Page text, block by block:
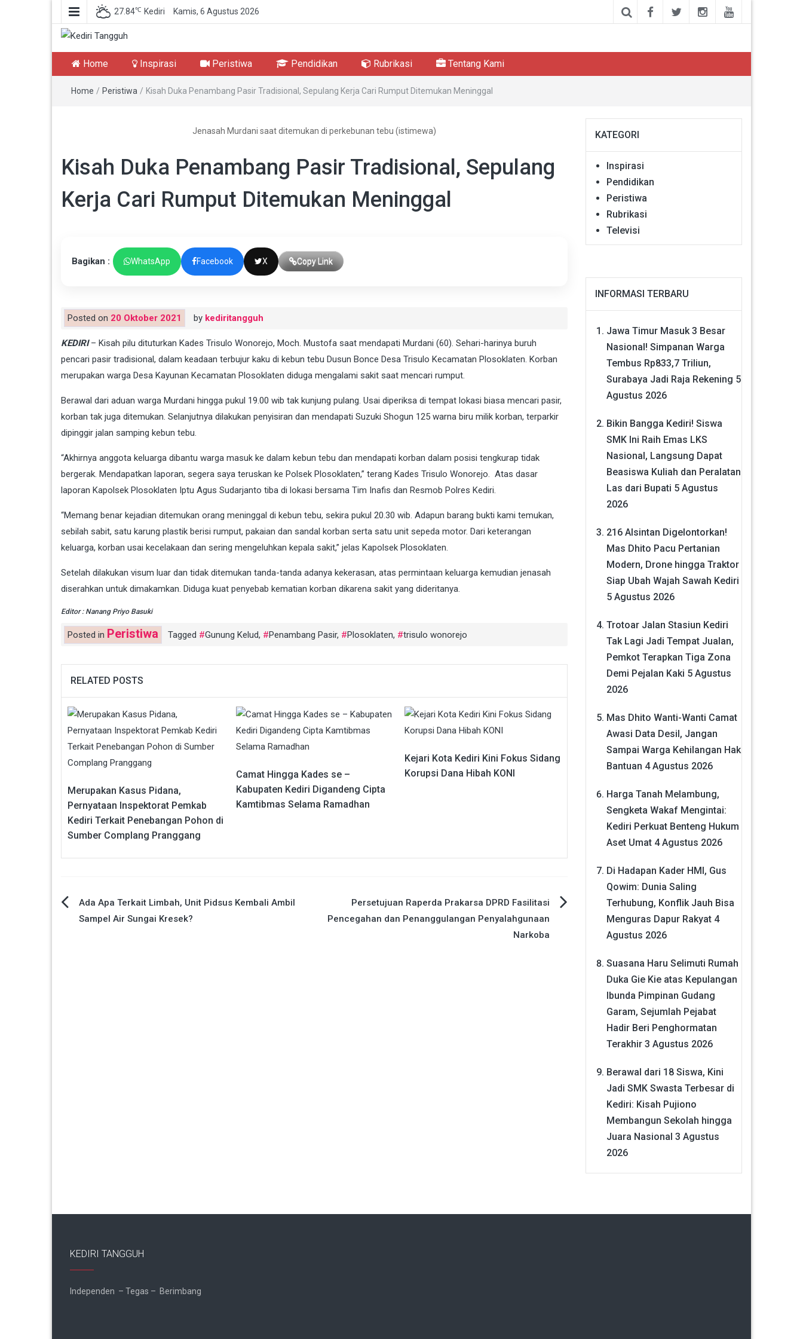
27.84℃ Kediri Kamis, 6 Agustus 2026
Kediri Tangguh
Berita Akurat Terpercaya
Home Inspirasi Peristiwa Pendidikan Rubrikasi Tentang Kami
Home / Peristiwa / Kisah Duka Penambang Pasir Tradisional, Sepulang Kerja Cari Rumput Ditemukan Meninggal
Jenasah Murdani saat ditemukan di perkebunan tebu (istimewa)
Kisah Duka Penambang Pasir Tradisional, Sepulang
Kerja Cari Rumput Ditemukan Meninggal
Bagikan : WhatsApp Facebook X Copy Link
Posted on 20 Oktober 2021 by kediritangguh
KEDIRI– Kisah pilu dituturkan Kades Trisulo Wonorejo, Moch. Mustofa saat mendapati Murdani (60). Sehari-harinya buruh
pencari pasir tradisional, dalam keadaan terbujur kaku di kebun tebu Dusun Bonce Desa Trisulo Kecamatan Plosoklaten. Korban
merupakan warga Desa Kayunan Kecamatan Plosoklaten diduga mengalami sakit saat mencari rumput.
Berawal dari aduan warga Murdani hingga pukul 19.00 wib tak kunjung pulang. Usai diperiksa di tempat lokasi biasa mencari pasir,
korban tak juga ditemukan. Selanjutnya dilakukan penyisiran dan mendapati Suzuki Shogun 125 warna biru milik korban, terparkir
dipinggir jalan samping kebun tebu.
“Akhirnya anggota keluarga dibantu warga masuk ke dalam kebun tebu dan mendapati korban dalam posisi tengkurap tidak
bergerak. Mendapatkan laporan, segera saya teruskan ke Polsek Plosoklaten,” terang Kades Trisulo Wonorejo. Atas dasar
laporan Kapolsek Plosoklaten Iptu Agus Sudarjanto tiba di lokasi bersama Tim Inafis dan Resmob Polres Kediri.
“Memang benar kejadian ditemukan orang meninggal di kebun tebu, sekira pukul 20.30 wib. Adapun barang bukti kami temukan,
sebilah sabit, satu karung plastik berisi rumput, pakaian dan sandal korban serta satu unit sepeda motor. Dari keterangan
keluarga, korban usai kecelakaan dan sering mengeluhkan kepala sakit,” jelas Kapolsek Plosoklaten.
Setelah dilakukan visum luar dan tidak ditemukan tanda-tanda adanya kekerasan, atas permintaan keluarga kemudian jenasah
diserahkan untuk dimakamkan. Diduga kuat penyebab kematian korban dikarena sakit yang dideritanya.
Editor : Nanang Priyo Basuki
Posted in Peristiwa Tagged Gunung Kelud, Penambang Pasir, Plosoklaten, trisulo wonorejo
RELATED POSTS
Merupakan Kasus Pidana,
Pernyataan Inspektorat Pemkab
Kediri Terkait Penebangan Pohon di
Sumber Complang Pranggang
Camat Hingga Kades se –
Kabupaten Kediri Digandeng Cipta
Kamtibmas Selama Ramadhan
Kejari Kota Kediri Kini Fokus Sidang
Korupsi Dana Hibah KONI
Navigasi
Ada Apa Terkait Limbah, Unit Pidsus Kembali Ambil
Sampel Air Sungai Kresek?
Persetujuan Raperda Prakarsa DPRD Fasilitasi
Pencegahan dan Penanggulangan Penyalahgunaan
Narkoba
KATEGORI
Inspirasi
Pendidikan
Peristiwa
Rubrikasi
Televisi
INFORMASI TERBARU
Jawa Timur Masuk 3 Besar
Nasional! Simpanan Warga
Tembus Rp833,7 Triliun,
Surabaya Jadi Raja Rekening 5
Agustus 2026
Bikin Bangga Kediri! Siswa
SMK Ini Raih Emas LKS
Nasional, Langsung Dapat
Beasiswa Kuliah dan Peralatan
Las dari Bupati 5 Agustus
2026
216 Alsintan Digelontorkan!
Mas Dhito Pacu Pertanian
Modern, Drone hingga Traktor
Siap Ubah Wajah Sawah Kediri
5 Agustus 2026
Trotoar Jalan Stasiun Kediri
Tak Lagi Jadi Tempat Jualan,
Pemkot Terapkan Tiga Zona
Demi Pejalan Kaki 5 Agustus
2026
Mas Dhito Wanti-Wanti Camat
Awasi Data Desil, Jangan
Sampai Warga Kehilangan Hak
Bantuan 4 Agustus 2026
Harga Tanah Melambung,
Sengketa Wakaf Mengintai:
Kediri Perkuat Benteng Hukum
Aset Umat 4 Agustus 2026
Di Hadapan Kader HMI, Gus
Qowim: Dunia Saling
Terhubung, Konflik Jauh Bisa
Menguras Dapur Rakyat 4
Agustus 2026
Suasana Haru Selimuti Rumah
Duka Gie Kie atas Kepulangan
Ibunda Pimpinan Gudang
Garam, Sejumlah Pejabat
Hadir Beri Penghormatan
Terakhir 3 Agustus 2026
Berawal dari 18 Siswa, Kini
Jadi SMK Swasta Terbesar di
Kediri: Kisah Pujiono
Membangun Sekolah hingga
Juara Nasional 3 Agustus
2026
KEDIRI TANGGUH
Independen – Tegas – Berimbang